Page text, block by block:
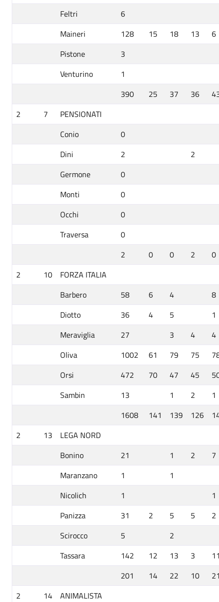
Feltri
6
Maineri
128 15 18 13
6
Pistone
3
Venturino
1
390
25 37 36
2
7
PENSIONATI
Conio
0
Dini
2
2
Germone
0
Monti
0
Occhi
0
Traversa
0
2
0 0 2
0
2
10
FORZA ITALIA
Barbero
58 6 4
8
Diotto
36 4 5
1
Meraviglia
27 3 4
4
Oliva
1002 61 79 75
Orsi
472 70 47 45
Sambin
13 1 2
1
1608
141 139 126
2
13
LEGA NORD
Bonino
21 1 2
7
Maranzano
1
1
Nicolich
1
1
Panizza
31 2 5 5
2
Scirocco
5
2
Tassara
142 12 13 3
201
14 22 10
2
14
ANIMALISTA